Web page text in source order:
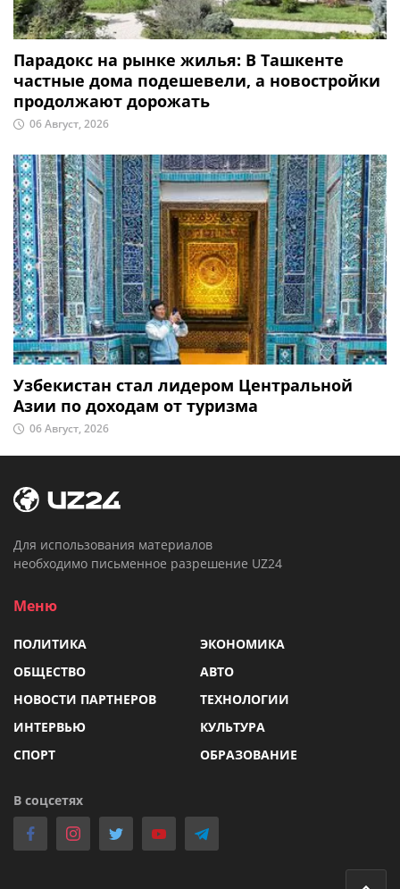
Парадокс на рынке жилья: В Ташкенте
частные дома подешевели, а новостройки
продолжают дорожать
06 Август, 2026
Узбекистан стал лидером Центральной
Азии по доходам от туризма
06 Август, 2026
Для использования материалов
необходимо письменное разрешение UZ24
Меню
ПОЛИТИКА
ЭКОНОМИКА
ОБЩЕСТВО
АВТО
НОВОСТИ ПАРТНЕРОВ
ТЕХНОЛОГИИ
ИНТЕРВЬЮ
КУЛЬТУРА
СПОРТ
ОБРАЗОВАНИЕ
В соцсетях